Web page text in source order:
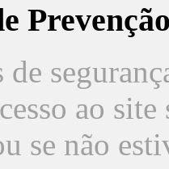
ao
se não